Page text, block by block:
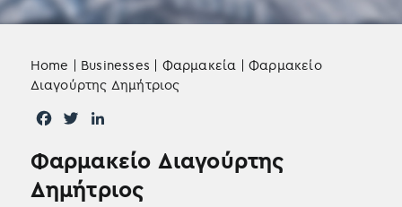
Φαρμακείο Διαγούρτης
Δημήτριος
Home | Businesses | Φαρμακεία |Φαρμακείο
Διαγούρτης Δημήτριος
c
b
i
t
t
n
e